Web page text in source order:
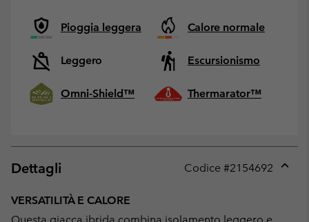
Pioggia leggera Calore normale
Leggero Escursionismo
Omni-Shield™ Thermarator™
Dettagli Codice #2154692
VERSATILITÀ E CALORE